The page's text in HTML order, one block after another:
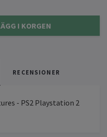
I KORGEN
RECENSIONER
- PS2 Playstation 2